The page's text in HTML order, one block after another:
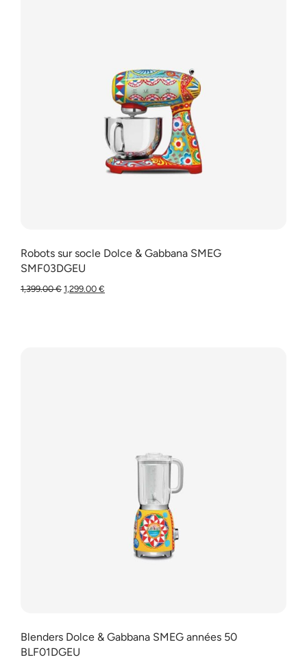
Robots sur socle Dolce & Gabbana SMEG
SMF03DGEU
1,399.00€ 1,299.00 €
Blenders Dolce & Gabbana SMEG années 50
BLF01DGEU